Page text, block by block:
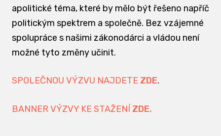
apolitické téma, které by mělo být řešeno napříč
politickým spektrem a společně. Bez vzájemné
spolupráce s našimi zákonodárci a vládou není
možné tyto změny učinit.
SPOLEČNOU VÝZVU NAJDETE ZDE.
BANNER VÝZVY KE STAŽENÍ ZDE.